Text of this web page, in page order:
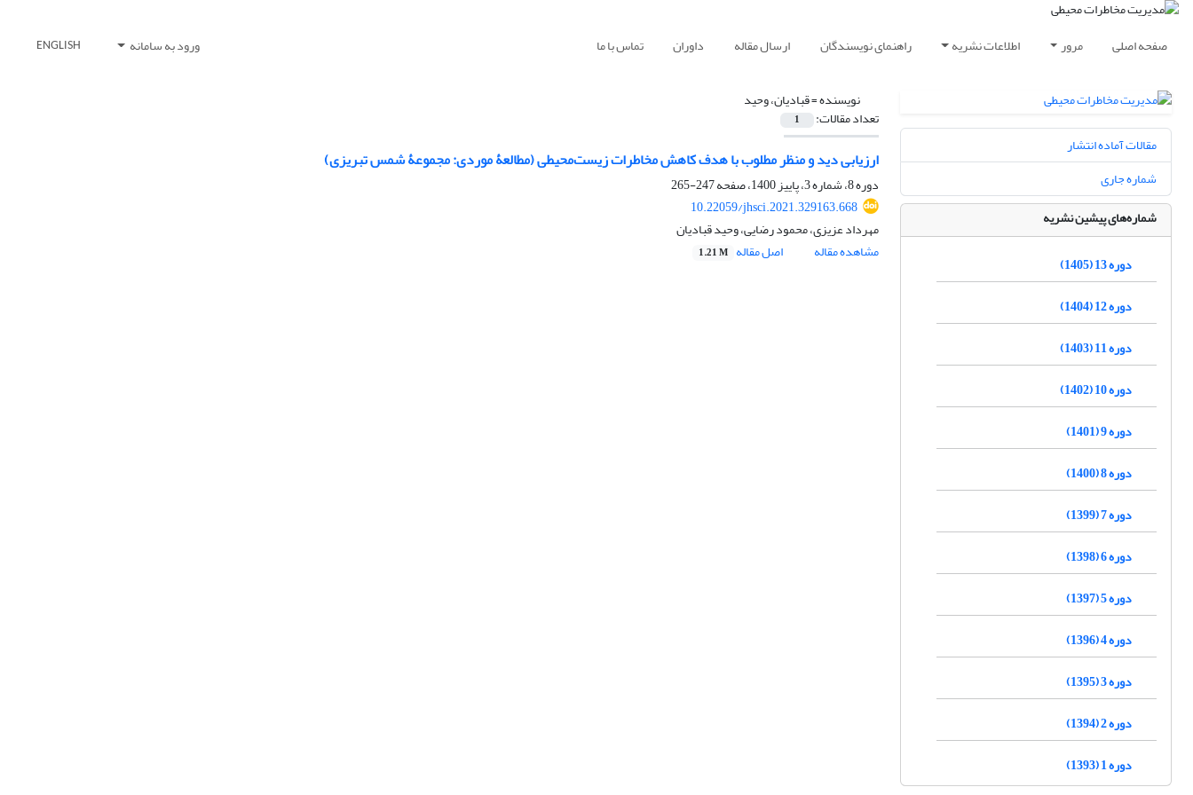
صفحه اصلی مرور اطلاعات نشریه راهنمای نویسندگان ارسال مقاله داوران تماس با ما ورود به سامانه ENGLISH
نویسنده =قبادیان، وحید
تعداد مقالات: 1
ارزیابی دید و منظر مطلوب با هدف کاهش مخاطرات زیست‌محیطی (مطالعۀ موردی: مجموعۀ شمس تبریزی)
دوره 8، شماره 3، پاییز 1400، صفحه
247-265
10.22059/jhsci.2021.329163.668
مهرداد عزیزی، محمود رضایی، وحید قبادیان
مشاهده مقاله
اصل مقاله 1.21 M
مقالات آماده انتشار
شماره جاری
شماره‌های پیشین نشریه
دوره 13 (1405)
دوره 12 (1404)
دوره 11 (1403)
دوره 10 (1402)
دوره 9 (1401)
دوره 8 (1400)
دوره 7 (1399)
دوره 6 (1398)
دوره 5 (1397)
دوره 4 (1396)
دوره 3 (1395)
دوره 2 (1394)
دوره 1 (1393)